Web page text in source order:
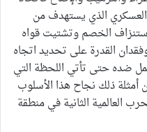
العسكري الذي يستهدف من
الخصم وتشتيت قواه
القدرة على تحديد اتجاه
ضده حتى تأتي اللحظة التي
أمثلة ذلك نجاح هذا الأسلوب
العالمية الثانية في منطقة